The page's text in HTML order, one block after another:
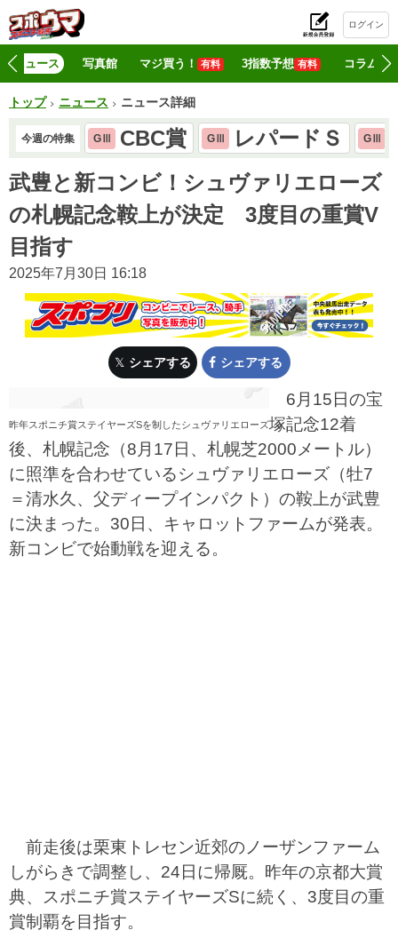
ログイン
ニュース 写真館 マジ買う！ 有料 3指数予想 有料 コラム
トップ ニュース ニュース詳細
今週の特集 GⅢ CBC賞 GⅢ レパードＳ GⅢ
武豊と新コンビ！シュヴァリエローズ
の札幌記念鞍上が決定 3度目の重賞V
目指す
2025年7月30日 16:18
シェアする シェアする
昨年スポニチ賞ステイヤーズSを制したシュヴァリエローズ
6月15日の宝
塚記念12着
後、札幌記念（8月17日、札幌芝2000メートル）
に照準を合わせているシュヴァリエローズ（牡7
＝清水久、父ディープインパクト）の鞍上が武豊
に決まった。30日、キャロットファームが発表。
新コンビで始動戦を迎える。
前走後は栗東トレセン近郊のノーザンファーム
しがらきで調整し、24日に帰厩。昨年の京都大賞
典、スポニチ賞ステイヤーズSに続く、3度目の重
賞制覇を目指す。